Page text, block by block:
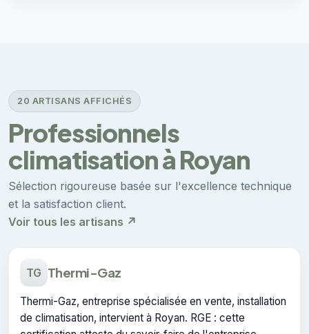
20 ARTISANS AFFICHÉS
Professionnels
climatisation à Royan
Sélection rigoureuse basée sur l'excellence technique
et la satisfaction client.
Voir tous les artisans ↗
TG Thermi-Gaz
Thermi-Gaz, entreprise spécialisée en vente, installation
de climatisation, intervient à Royan. RGE : cette